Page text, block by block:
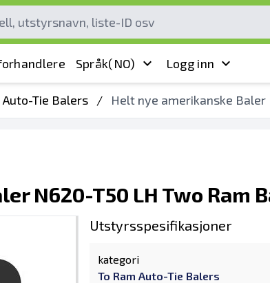
Språk(NO) Logg inn
Auto-Tie Balers / Helt nye amerikanske
N620-T50 LH Two Ram
Utstyrsspesifikasjoner
kategori
To Ram Auto-Tie Balers